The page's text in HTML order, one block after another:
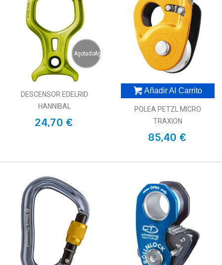
AgotadoAgotado
DESCENSOR EDELRID
HANNIBAL
24,70 €
Añadir Al Carrito
POLEA PETZL MICRO
TRAXION
85,40 €